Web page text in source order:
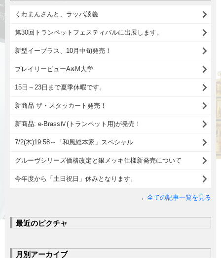
くわまんさんと、ラッパ談義
第30回トランペットフェスティバルに出展します。
新型イーブラス、10月中旬発売！
プレイリービューA&M大学
15日～23日まで夏季休暇です。
新商品 ザ・スタッカート発売！
新商品: e-BrassⅣ(トランペット用)が発売！
7/2(木)19:58～「和風総本家」スペシャル
グルーヴシリーズ価格改定と銀メッキ仕様新発売について
今年度から「土日祝日」休みとなります。
全ての記事一覧を見る
最近のピクチャ
月別アーカイブ